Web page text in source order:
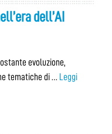
dell’AI
evoluzione,
tematiche di … Leggi